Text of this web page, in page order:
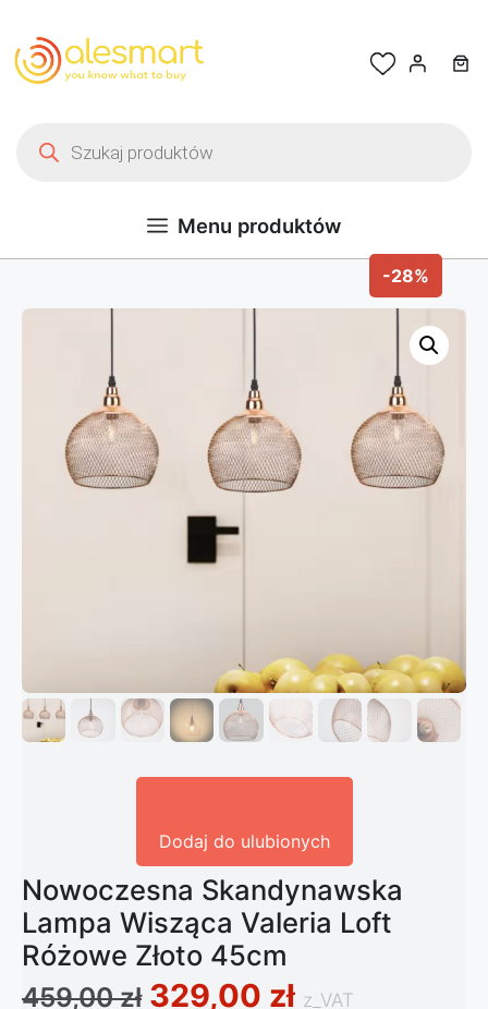
Menu produktów
-28%
Dodaj do ulubionych
Nowoczesna Skandynawska
Lampa Wisząca Valeria Loft
Różowe Złoto 45cm
459,00zł Pierwotna cena
329,00 złAktualna
z_VAT